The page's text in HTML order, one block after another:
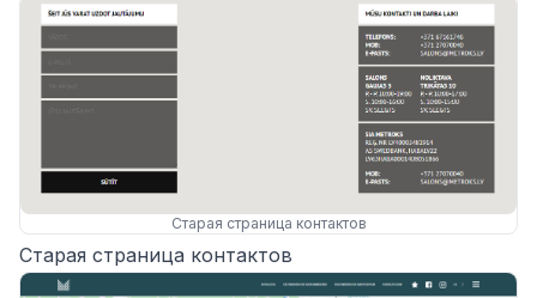
Старая страница контактов
Старая страница контактов